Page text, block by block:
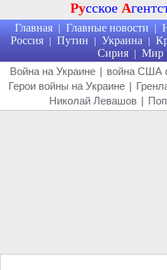
Русское А
Главная | Главные новости |
Россия | Путин | Украина |
Сирия | Мир
Война на Украине | война США
Герои войны на Украине |
Николай Левашов |